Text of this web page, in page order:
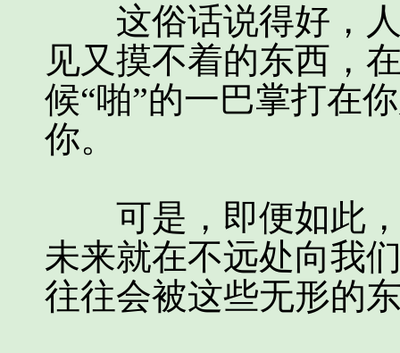
这俗话说得好，人
见又摸不着的东西，
候“啪”的一巴掌打在
你。
可是，即便如此，
未来就在不远处向我
往往会被这些无形的